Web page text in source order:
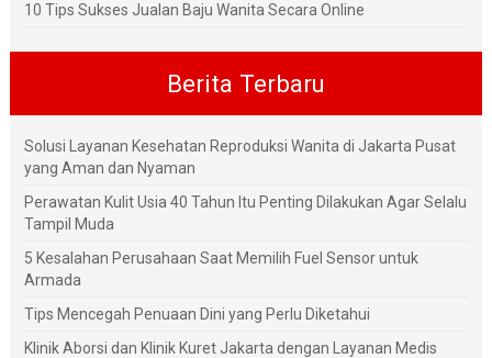
10 Tips Sukses Jualan Baju Wanita Secara Online
Berita Terbaru
Solusi Layanan Kesehatan Reproduksi Wanita di Jakarta Pusat
yang Aman dan Nyaman
Perawatan Kulit Usia 40 Tahun Itu Penting Dilakukan Agar Selalu
Tampil Muda
5 Kesalahan Perusahaan Saat Memilih Fuel Sensor untuk
Armada
Tips Mencegah Penuaan Dini yang Perlu Diketahui
Klinik Aborsi dan Klinik Kuret Jakarta dengan Layanan Medis